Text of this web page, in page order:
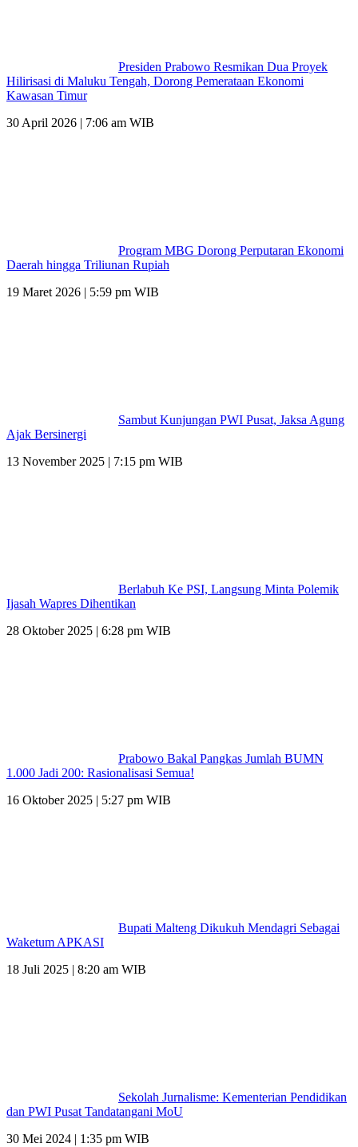
Presiden Prabowo Resmikan Dua Proyek
Hilirisasi di Maluku Tengah, Dorong Pemerataan Ekonomi
Kawasan Timur
30 April 2026 | 7:06 am WIB
Program MBG Dorong Perputaran Ekonomi
Daerah hingga Triliunan Rupiah
19 Maret 2026 | 5:59 pm WIB
Sambut Kunjungan PWI Pusat, Jaksa Agung
Ajak Bersinergi
13 November 2025 | 7:15 pm WIB
Berlabuh Ke PSI, Langsung Minta Polemik
Ijasah Wapres Dihentikan
28 Oktober 2025 | 6:28 pm WIB
Prabowo Bakal Pangkas Jumlah BUMN
1.000 Jadi 200: Rasionalisasi Semua!
16 Oktober 2025 | 5:27 pm WIB
Bupati Malteng Dikukuh Mendagri Sebagai
Waketum APKASI
18 Juli 2025 | 8:20 am WIB
Sekolah Jurnalisme: Kementerian Pendidikan
dan PWI Pusat Tandatangani MoU
30 Mei 2024 | 1:35 pm WIB